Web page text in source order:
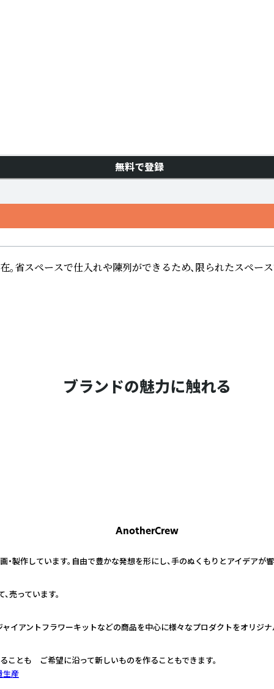
無料で登録
スペースで仕入れや陳列ができるため、限られたスペ
ブランドの魅力に触れる
AnotherCrew
製作しています。自由で豊かな発想を形にし、手のぬくもりとアイデアが
売っています。
ャイアントフラワーキットなどの商品を中心に様々なプロダクトをオリジナ
ことも ご希望に沿って新しいものを作ることもできます。
生産